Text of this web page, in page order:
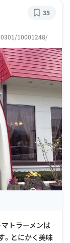
10001248/
35
トラーメンは
。とにかく美味